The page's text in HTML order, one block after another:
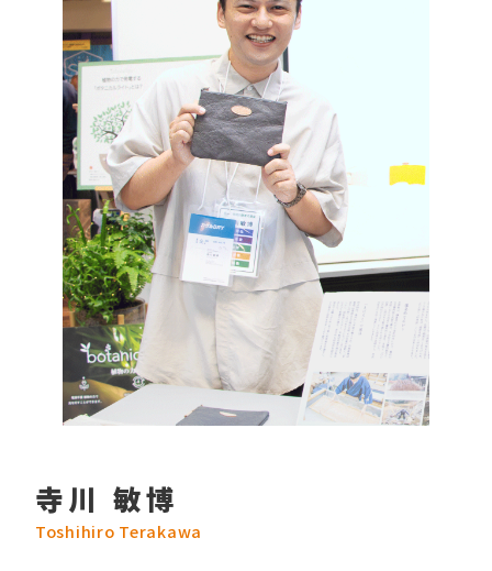
寺川 敏博
Toshihiro Terakawa